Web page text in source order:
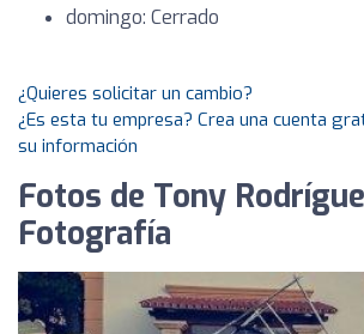
domingo: Cerrado
¿Quieres solicitar un cambio?
¿Es esta tu empresa? Crea una cuenta
su información
Fotos de Tony
Fotografía